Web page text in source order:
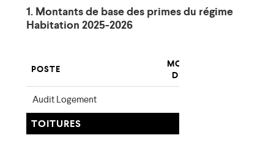
1. Montants de base des primes du régime
Habitation 2025-2026
POSTE
MONTANT
DE BASE
Audit Logement
TOITURES